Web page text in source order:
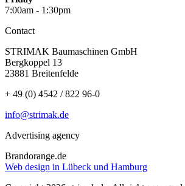
7:00am - 1:30pm
Contact
STRIMAK Baumaschinen GmbH
Bergkoppel 13
23881 Breitenfelde
+ 49 (0) 4542 / 822 96-0
info@strimak.de
Advertising agency
Brandorange.de
Web design in Lübeck und Hamburg